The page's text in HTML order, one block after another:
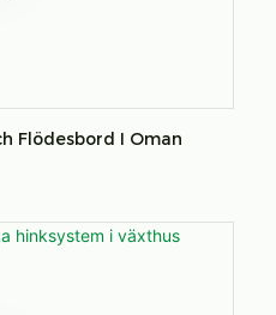
Flödesbord I Oman